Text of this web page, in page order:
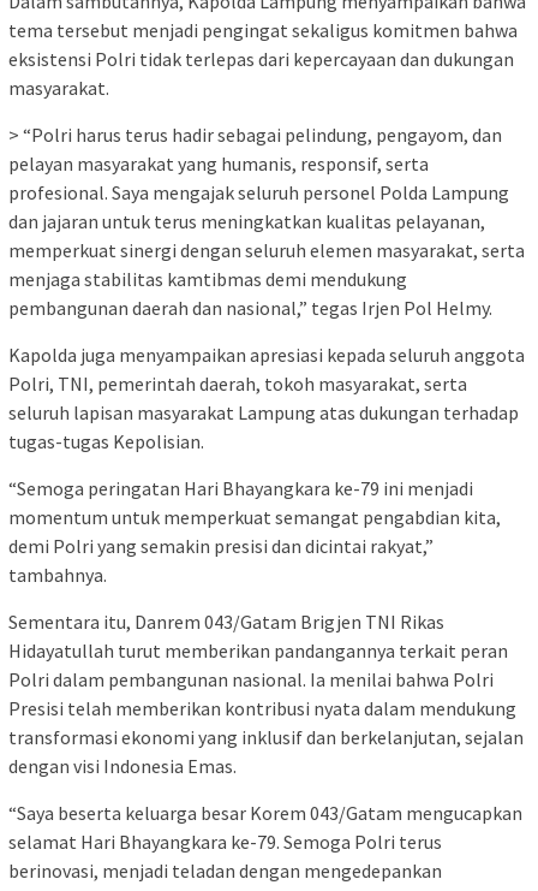
tema tersebut menjadi pengingat sekaligus komitmen bahwa
eksistensi Polri tidak terlepas dari kepercayaan dan dukungan
masyarakat.
> “Polri harus terus hadir sebagai pelindung, pengayom, dan
pelayan masyarakat yang humanis, responsif, serta
profesional. Saya mengajak seluruh personel Polda Lampung
dan jajaran untuk terus meningkatkan kualitas pelayanan,
memperkuat sinergi dengan seluruh elemen masyarakat, serta
menjaga stabilitas kamtibmas demi mendukung
pembangunan daerah dan nasional,” tegas Irjen Pol Helmy.
Kapolda juga menyampaikan apresiasi kepada seluruh anggota
Polri, TNI, pemerintah daerah, tokoh masyarakat, serta
seluruh lapisan masyarakat Lampung atas dukungan terhadap
tugas-tugas Kepolisian.
“Semoga peringatan Hari Bhayangkara ke-79 ini menjadi
momentum untuk memperkuat semangat pengabdian kita,
demi Polri yang semakin presisi dan dicintai rakyat,”
tambahnya.
Sementara itu, Danrem 043/Gatam Brigjen TNI Rikas
Hidayatullah turut memberikan pandangannya terkait peran
Polri dalam pembangunan nasional. Ia menilai bahwa Polri
Presisi telah memberikan kontribusi nyata dalam mendukung
transformasi ekonomi yang inklusif dan berkelanjutan, sejalan
dengan visi Indonesia Emas.
“Saya beserta keluarga besar Korem 043/Gatam mengucapkan
selamat Hari Bhayangkara ke-79. Semoga Polri terus
berinovasi, menjadi teladan dengan mengedepankan